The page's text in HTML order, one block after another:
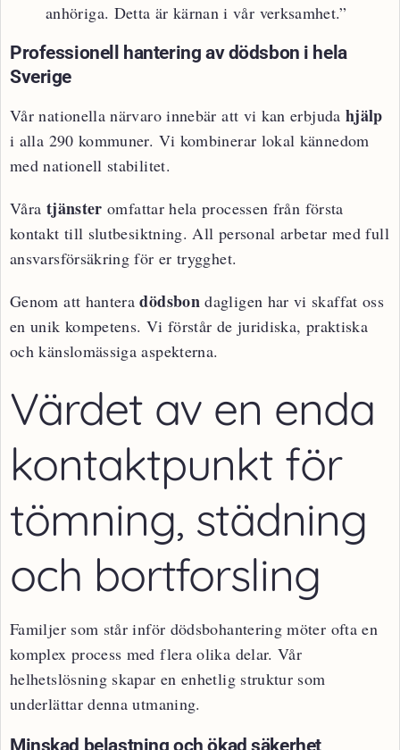
anhöriga. Detta är kärnan i vår verksamhet.”
Professionell hantering av dödsbon i hela
Sverige
Vår nationella närvaro innebär att vi kan erbjuda hjälp
i alla 290 kommuner. Vi kombinerar lokal kännedom
med nationell stabilitet.
Våra tjänster omfattar hela processen från första
kontakt till slutbesiktning. All personal arbetar med full
ansvarsförsäkring för er trygghet.
Genom att hanteradödsbon dagligen har vi skaffat oss
en unik kompetens. Vi förstår de juridiska, praktiska
och känslomässiga aspekterna.
Värdet av en enda
kontaktpunkt för
tömning, städning
och bortforsling
Familjer som står inför dödsbohantering möter ofta en
komplex process med flera olika delar. Vår
helhetslösning skapar en enhetlig struktur som
underlättar denna utmaning.
Minskad belastning och ökad säkerhet